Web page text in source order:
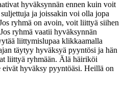
hyväksynnän ennen kuin voit
ja joissakin voi olla jopa
ryhmä on avoin, voit liittyä siihen
ryhmä vaatii hyväksynnän
liittymislupaa klikkaamalla
täytyy hyväksyä pyyntösi ja hän
liittyä ryhmään. Älä häiriköi
hyväksy pyyntöäsi. Heillä on